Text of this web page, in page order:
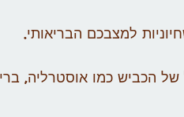
הכביש כמו אוסטרליה,